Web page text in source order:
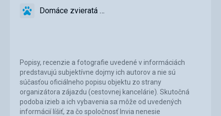
Popisy, recenzie a fotografie uvedené v informáciách
predstavujú subjektívne dojmy ich autorov a nie sú
súčasťou oficiálneho popisu objektu zo strany
organizátora zájazdu (cestovnej kancelárie). Skutočná
podoba izieb a ich vybavenia sa môže od uvedených
informácií líšiť, za čo spoločnosť Invia nenesie
DomáceDomáce zvieratá povolené
áno